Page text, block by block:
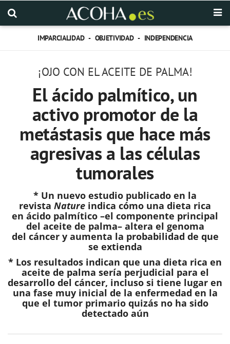
IMPARCIALIDAD - OBJETIVIDAD - INDEPENDENCIA
¡OJO CON EL ACEITE DE PALMA!
El ácido palmítico, un
activo promotor de la
metástasis que hace más
agresivas a las células
tumorales
* Un nuevo estudio publicado en la
revista Nature indica cómo una dieta rica
en ácido palmítico –el componente principal
del aceite de palma– altera el genoma
del cáncer y aumenta la probabilidad de que
se extienda
* Los resultados indican que una dieta rica en
aceite de palma sería perjudicial para el
desarrollo del cáncer, incluso si tiene lugar en
una fase muy inicial de la enfermedad en la
que el tumor primario quizás no ha sido
detectado aún